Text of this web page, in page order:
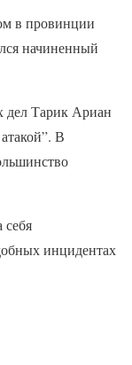
в провинции
начиненный
дел Тарик Ариан
В
себя
инцидентах